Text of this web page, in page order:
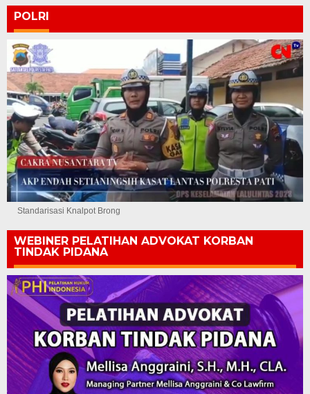
POLRI
Standarisasi Knalpot Brong
WEBINER PELATIHAN ADVOKAT KORBAN
TINDAK PIDANA